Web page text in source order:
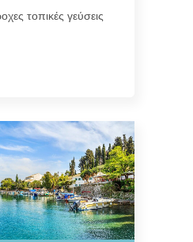
τοπικές γεύσεις